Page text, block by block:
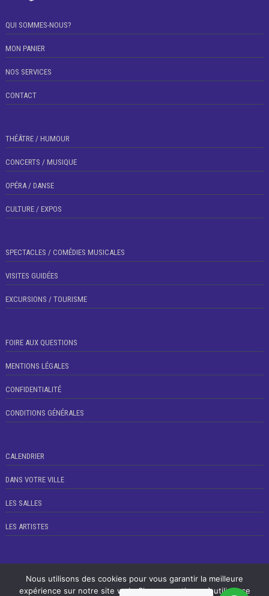
QUI SOMMES-NOUS?
MON PANIER
NOS SERVICES
CONTACT
THÉÂTRE / HUMOUR
CONCERTS / MUSIQUE
OPÉRA / DANSE
CULTURE / EXPOS
SPECTACLES / COMÉDIES MUSICALES
VISITES GUIDÉES
EXCURSIONS / TOURISME
FOIRE AUX QUESTIONS
MENTIONS LÉGALES
CONFIDENTIALITÉ
CONDITIONS GÉNÉRALES
CALENDRIER
DANS VOTRE VILLE
LES SALLES
LES ARTISTES
ACCESSJ © 2021 TOUS DROITS RÉSERVÉS
ACHAT DIRECT &
Nous utilisons des cookies pour vous garantir la meilleure
expérience sur notre site web. Si vous continuez à utiliser ce